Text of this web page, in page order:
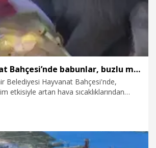
Bursa Hayvanat Bahçesi’nde babunlar, buzlu meyve kokteylleriyle serinliyor
Belediyesi Hayvanat Bahçesi'nde,
etkisiyle artan hava sıcaklıklarından
mevsim meyvelerinden hazırlanan
serinliyor.